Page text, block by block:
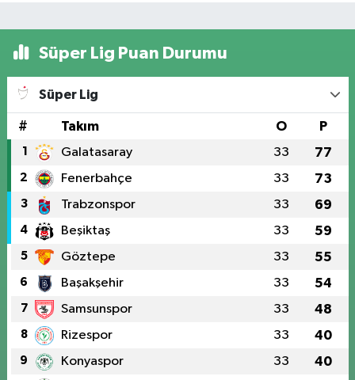
Süper Lig Puan Durumu
Süper Lig
# Takım O P
1 Galatasaray 33 77
2 Fenerbahçe 33 73
3 Trabzonspor 33 69
4 Beşiktaş 33 59
5 Göztepe 33 55
6 Başakşehir 33 54
7 Samsunspor 33 48
8 Rizespor 33 40
9 Konyaspor 33 40